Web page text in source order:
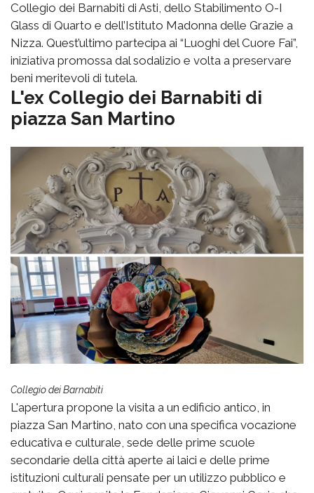
Collegio dei Barnabiti di Asti, dello Stabilimento O-I
Glass di Quarto e dell’Istituto Madonna delle Grazie a
Nizza. Quest’ultimo partecipa ai “Luoghi del Cuore Fai”,
iniziativa promossa dal sodalizio e volta a preservare
beni meritevoli di tutela.
L'ex Collegio dei Barnabiti di
piazza San Martino
Collegio dei Barnabiti
L'apertura propone la visita a un edificio antico, in
piazza San Martino, nato con una specifica vocazione
educativa e culturale, sede delle prime scuole
secondarie della città aperte ai laici e delle prime
istituzioni culturali pensate per un utilizzo pubblico e